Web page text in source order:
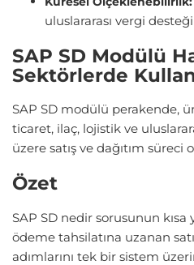
uluslararası vergi
SAP SD Modülü
Sektörlerde
SAP SD modülü perakende,
ticaret, ilaç, lojistik ve
üzere satış ve dağıtım süreci
Özet
SAP SD nedir sorusunun
ödeme tahsilatına uzanan
adımlarını tek bir sistem